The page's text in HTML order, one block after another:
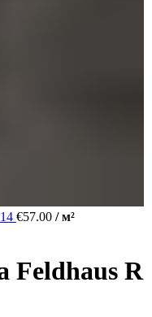
€57.00 / м²
Feldhaus R